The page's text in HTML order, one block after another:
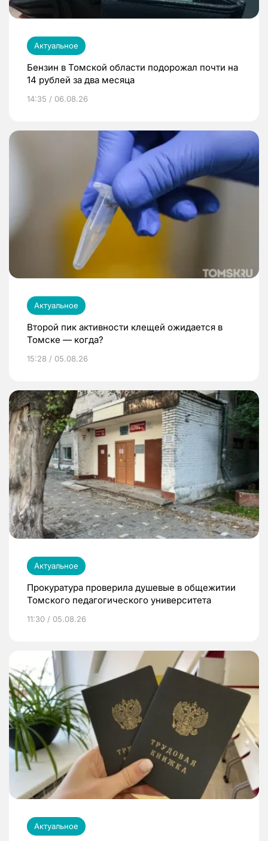
Актуальное
Бензин в Томской области подорожал почти на
14 рублей за два месяца
14:35 / 06.08.26
Актуальное
Второй пик активности клещей ожидается в
Томске — когда?
15:28 / 05.08.26
Актуальное
Прокуратура проверила душевые в общежитии
Томского педагогического университета
11:30 / 05.08.26
Актуальное